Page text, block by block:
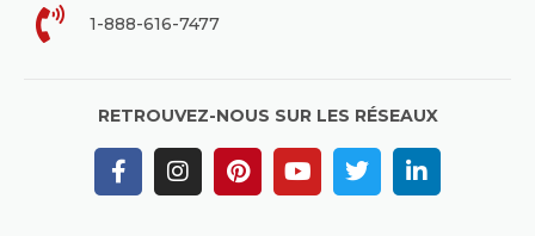
1-888-616-7477
RETROUVEZ-NOUS SUR LES RÉSEAUX